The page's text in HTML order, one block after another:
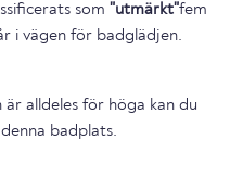
som "utmärkt"fem
står i vägen för badglädjen.
alldeles för höga kan du
badplats.